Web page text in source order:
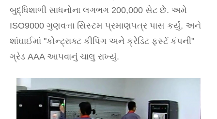
બુદ્ધિશાળી સાધનોના લગભગ 200,000 સેટ છે. અમે
ISO9000 ગુણવત્તા સિસ્ટમ પ્રમાણપત્ર પાસ કર્યું, અને
શાંઘાઈમાં "કોન્ટ્રાક્ટ કીપિંગ અને ક્રેડિટ ફર્સ્ટ કંપની"
ગ્રેડ AAA આપવાનું ચાલુ રાખ્યું.